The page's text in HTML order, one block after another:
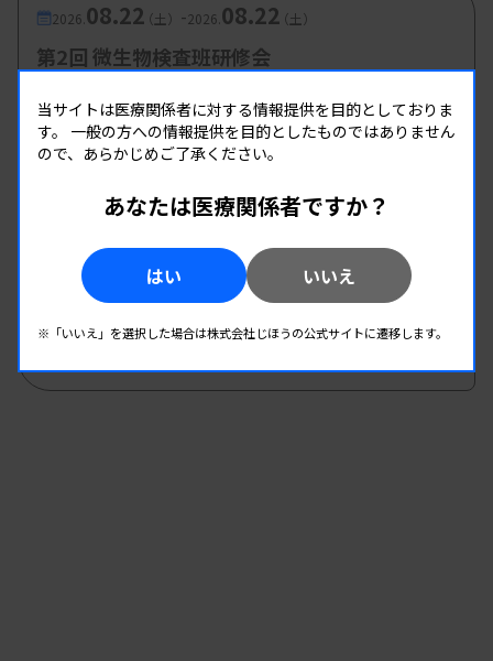
2026. 08.22（土） -2026. 08.22（土）
第2回 微生物検査班研修会
開催場所 : 和歌山県 | WEB
微生物
08.22 08.22
2026年度第1回北信支部学習会
長野県臨床検査技師会
開催場所 : 長野県
当サイトは医療関係者に対する情報提供を目的としておりま
す。 一般の方への情報提供を目的としたものではありません
ので、あらかじめご了承ください。
あなたは医療関係者ですか？
はい いいえ
※「いいえ」を選択した場合は株式会社じほうの公式サイトに遷移します。